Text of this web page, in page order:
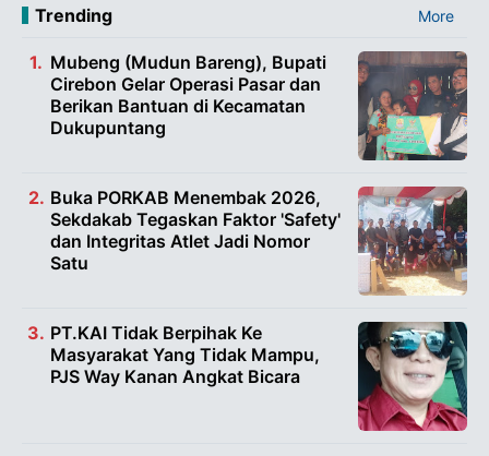
Trending More
Mubeng (Mudun Bareng), Bupati
Cirebon Gelar Operasi Pasar dan
Berikan Bantuan di Kecamatan
Dukupuntang
Buka PORKAB Menembak 2026,
Sekdakab Tegaskan Faktor 'Safety'
dan Integritas Atlet Jadi Nomor
Satu
PT.KAI Tidak Berpihak Ke
Masyarakat Yang Tidak Mampu,
PJS Way Kanan Angkat Bicara